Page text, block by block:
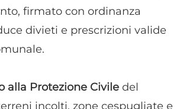
firmato con ordinanza
divieti e prescrizioni valide
alla Protezione Civile del
incolti, zone cespugliate e